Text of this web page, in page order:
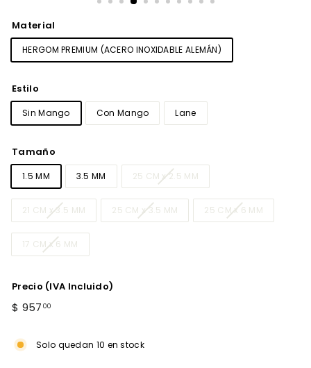
Material
HERGOM PREMIUM (ACERO INOXIDABLE ALEMÁN)
Estilo
Sin Mango Con Mango Lane
Tamaño
1.5 MM 3.5 MM 25 CM x 2.5 MM
21 CM x 3.5 MM 25 CM x 3.5 MM 25 CM x 6 MM
17 CM x 6 MM
Precio (IVA Incluido)
Precio
$ 957 00
Solo quedan 10 en stock